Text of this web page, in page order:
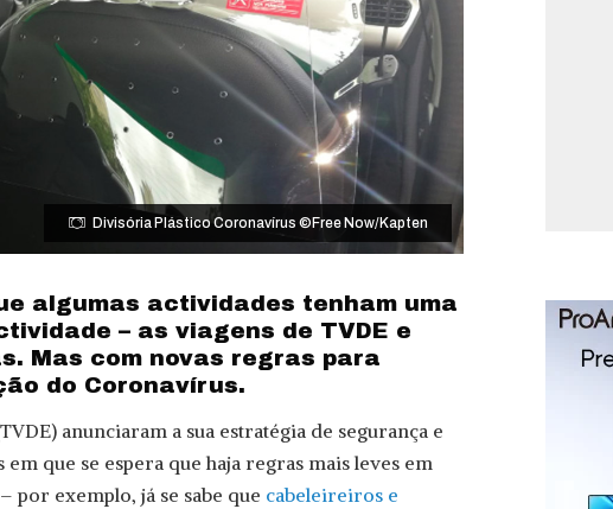
Divisória Plástico Coronavírus ©Free Now/Kapten
algumas actividades tenham uma
– as viagens de TVDE e
Mas com novas regras para
do Coronavírus.
anunciaram a sua estratégia de segurança e
que se espera que haja regras mais leves em
por exemplo, já se sabe que cabeleireiros e